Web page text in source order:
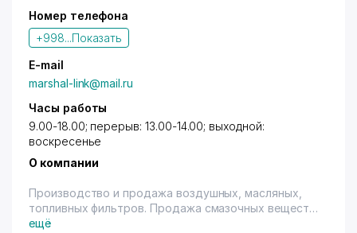
Номер телефона
+998...Показать
E-mail
marshal-link@mail.ru
Часы работы
9.00-18.00; перерыв: 13.00-14.00; выходной:
воскресенье
О компании
Производство и продажа воздушных, масляных,
топливных фильтров. Продажа смазочных веществ.
Имеется терминал.
ещё